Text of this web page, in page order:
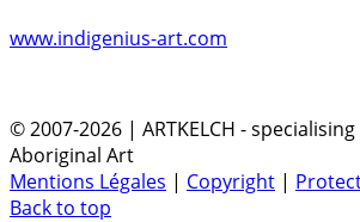
www.indigenius-art.com
© 2007-2026 | ARTKELCH -
Aboriginal Art
Mentions Légales | Copyright |
Back to top